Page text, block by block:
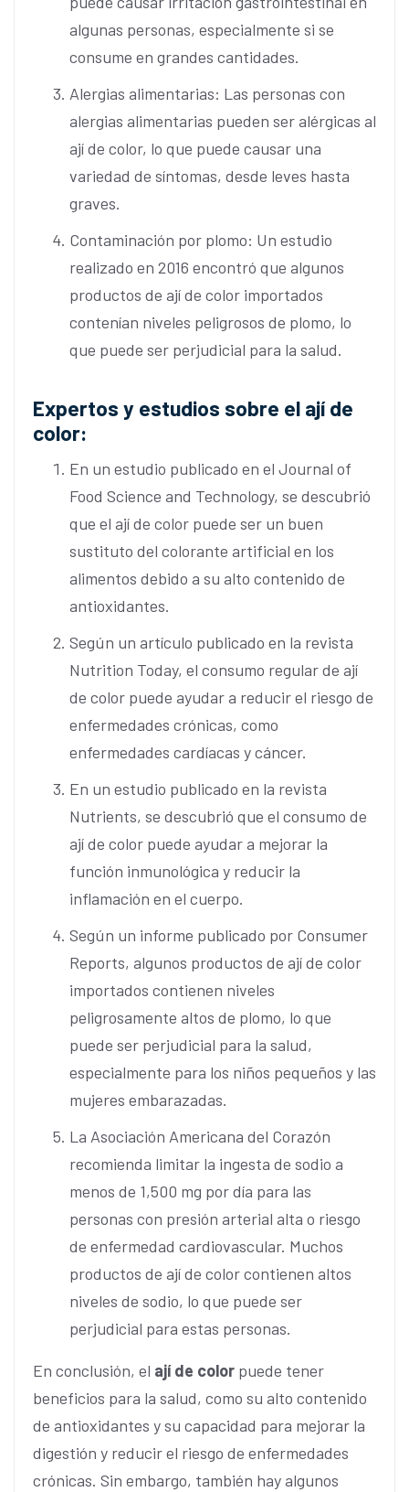
algunas personas, especialmente si se
consume en grandes cantidades.
Alergias alimentarias: Las personas con
alergias alimentarias pueden ser alérgicas al
ají de color, lo que puede causar una
variedad de síntomas, desde leves hasta
graves.
Contaminación por plomo: Un estudio
realizado en 2016 encontró que algunos
productos de ají de color importados
contenían niveles peligrosos de plomo, lo
que puede ser perjudicial para la salud.
Expertos y estudios sobre el ají de
color:
En un estudio publicado en el Journal of
Food Science and Technology, se descubrió
que el ají de color puede ser un buen
sustituto del colorante artificial en los
alimentos debido a su alto contenido de
antioxidantes.
Según un artículo publicado en la revista
Nutrition Today, el consumo regular de ají
de color puede ayudar a reducir el riesgo de
enfermedades crónicas, como
enfermedades cardíacas y cáncer.
En un estudio publicado en la revista
Nutrients, se descubrió que el consumo de
ají de color puede ayudar a mejorar la
función inmunológica y reducir la
inflamación en el cuerpo.
Según un informe publicado por Consumer
Reports, algunos productos de ají de color
importados contienen niveles
peligrosamente altos de plomo, lo que
puede ser perjudicial para la salud,
especialmente para los niños pequeños y las
mujeres embarazadas.
La Asociación Americana del Corazón
recomienda limitar la ingesta de sodio a
menos de 1,500 mg por día para las
personas con presión arterial alta o riesgo
de enfermedad cardiovascular. Muchos
productos de ají de color contienen altos
niveles de sodio, lo que puede ser
perjudicial para estas personas.
En conclusión, el ají de color puede tener
beneficios para la salud, como su alto contenido
de antioxidantes y su capacidad para mejorar la
digestión y reducir el riesgo de enfermedades
crónicas. Sin embargo, también hay algunos